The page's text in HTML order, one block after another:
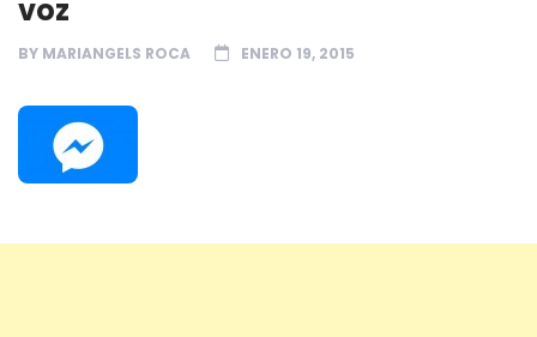
voz
BY MARIANGELS ROCA ENERO 19, 2015